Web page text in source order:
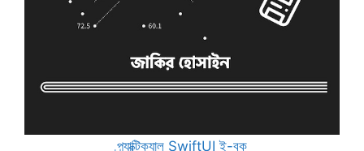
প্র্যাক্টিক্যাল SwiftUI ই-বুক